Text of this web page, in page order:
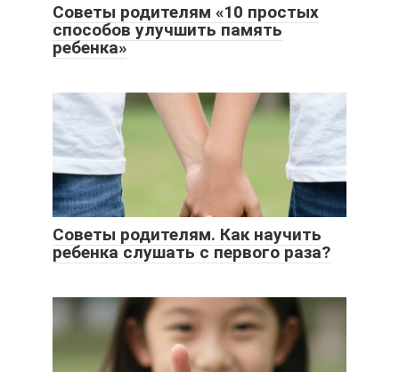
Советы родителям «10 простых
способов улучшить память
ребенка»
Советы родителям. Как научить
ребенка слушать с первого раза?